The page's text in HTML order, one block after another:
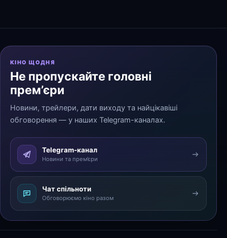
КІНО ЩОДНЯ
Не пропускайте головні
прем’єри
Новини, трейлери, дати виходу та найцікавіші
обговорення — у наших Telegram-каналах.
Telegram-канал
Новини та прем’єри
Чат спільноти
Обговорюємо кіно разом